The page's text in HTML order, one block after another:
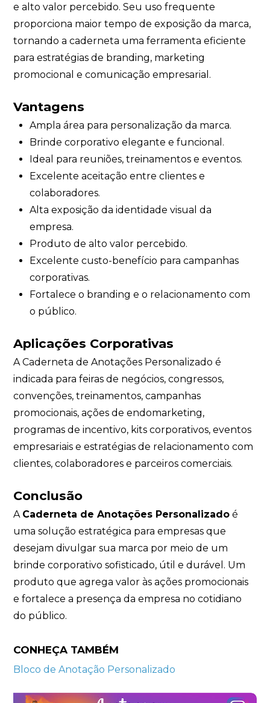
e alto valor percebido. Seu uso frequente
proporciona maior tempo de exposição da marca,
tornando a caderneta uma ferramenta eficiente
para estratégias de branding, marketing
promocional e comunicação empresarial.
Vantagens
Ampla área para personalização da marca.
Brinde corporativo elegante e funcional.
Ideal para reuniões, treinamentos e eventos.
Excelente aceitação entre clientes e
colaboradores.
Alta exposição da identidade visual da
empresa.
Produto de alto valor percebido.
Excelente custo-benefício para campanhas
corporativas.
Fortalece o branding e o relacionamento com
o público.
Aplicações Corporativas
A Caderneta de Anotações Personalizado é
indicada para feiras de negócios, congressos,
convenções, treinamentos, campanhas
promocionais, ações de endomarketing,
programas de incentivo, kits corporativos, eventos
empresariais e estratégias de relacionamento com
clientes, colaboradores e parceiros comerciais.
Conclusão
A Caderneta de Anotações Personalizado é
uma solução estratégica para empresas que
desejam divulgar sua marca por meio de um
brinde corporativo sofisticado, útil e durável. Um
produto que agrega valor às ações promocionais
e fortalece a presença da empresa no cotidiano
do público.
CONHEÇA TAMBÉM
Bloco de Anotação Personalizado